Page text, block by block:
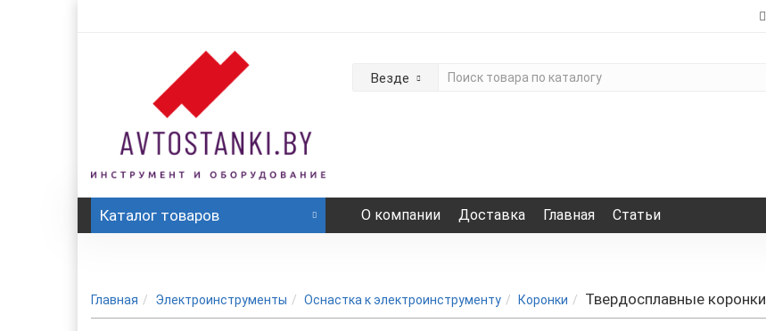
Везде
Каталог товаров О компании Доставка Главная Статьи
Главная Электроинструменты Оснастка к электроинструменту Коронки Твердосплавные коронки